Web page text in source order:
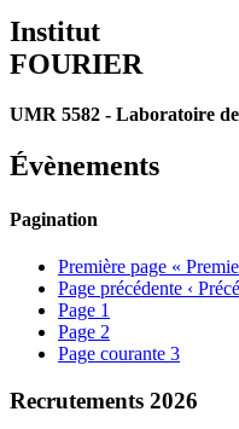
Institut
FOURIER
UMR 5582 - Laboratoire
Évènements
Pagination
Première page «
Page précédente ‹
Page 1
Page 2
Page courante 3
Recrutements 2026